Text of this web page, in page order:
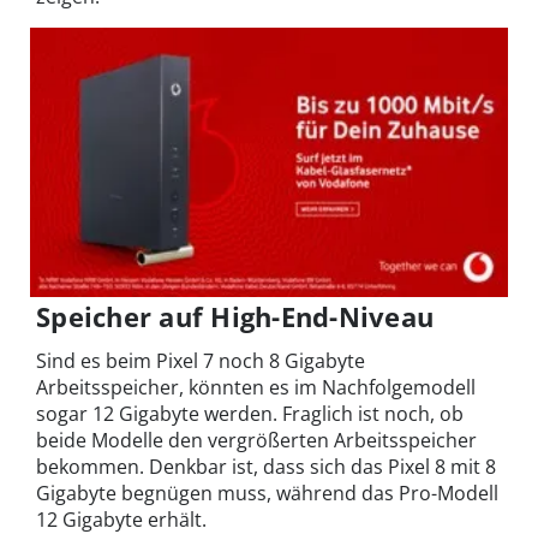
Speicher auf High-End-Niveau
Sind es beim Pixel 7 noch 8 Gigabyte
Arbeitsspeicher, könnten es im Nachfolgemodell
sogar 12 Gigabyte werden. Fraglich ist noch, ob
beide Modelle den vergrößerten Arbeitsspeicher
bekommen. Denkbar ist, dass sich das Pixel 8 mit 8
Gigabyte begnügen muss, während das Pro-Modell
12 Gigabyte erhält.